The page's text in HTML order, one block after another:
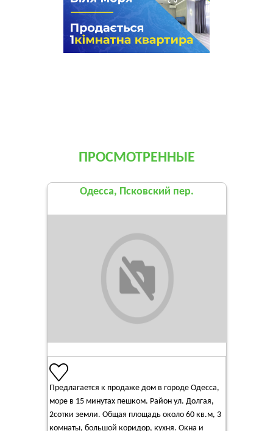
ПРОСМОТРЕННЫЕ
Одесса, Псковский пер.
Предлагается к продаже дом в городе Одесса,
море в 15 минутах пешком. Район ул. Долгая,
2сотки земли. Общая площадь около 60 кв.м, 3
комнаты, большой коридор, кухня. Окна и